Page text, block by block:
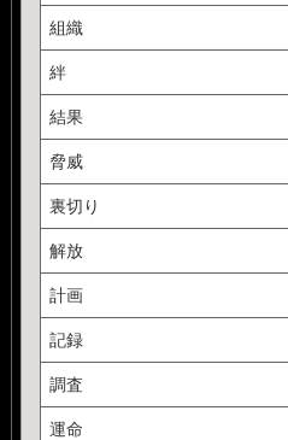
組織
絆
結果
脅威
裏切り
解放
計画
記録
調査
運命